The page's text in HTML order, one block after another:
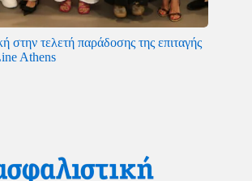
στην τελετή παράδοσης της επιταγής
Athens